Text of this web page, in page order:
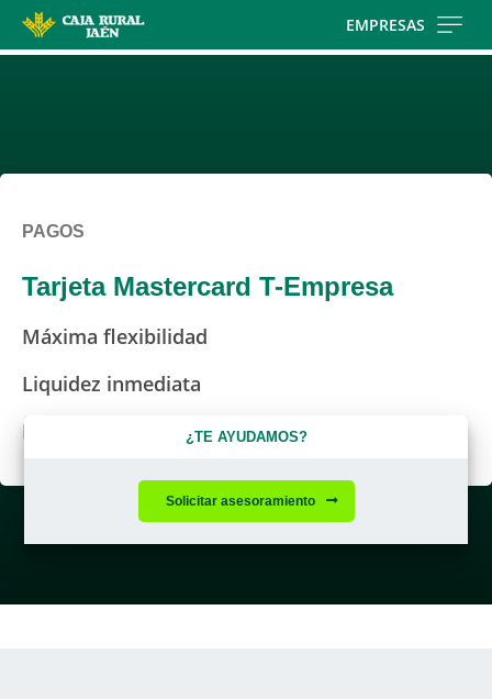
EMPRESAS
PAGOS
Tarjeta Mastercard T-Empresa
Máxima flexibilidad
Liquidez inmediata
Fácil control de los gastos
¿TE AYUDAMOS?
Solicitar asesoramiento